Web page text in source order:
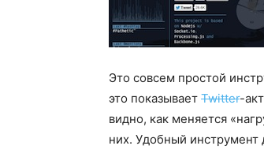
Это совсем простой
это показывает Twitter-
видно, как меняется
них. Удобный инструмент